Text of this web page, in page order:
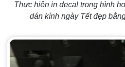
Thực hiện in decal trong hình
dán kính ngày Tết đẹp